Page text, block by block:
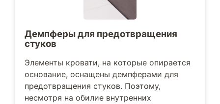
Демпферы для предотвращения
стуков
Элементы кровати, на которые опирается
основание, оснащены демпферами для
предотвращения стуков. Поэтому,
несмотря на обилие внутренних